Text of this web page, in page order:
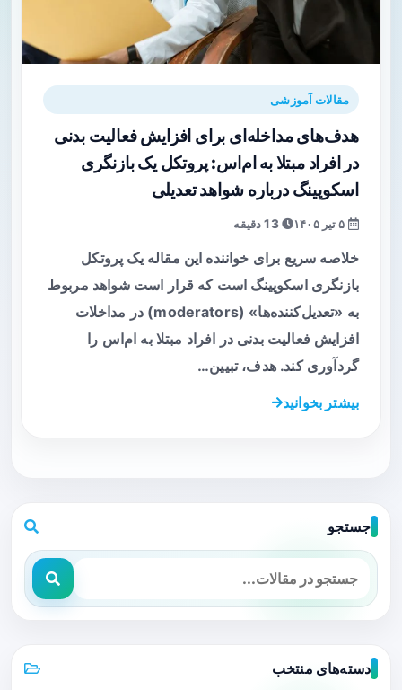
مقالات آموزشی
هدف‌های مداخله‌ای برای افزایش فعالیت بدنی
در افراد مبتلا به ام‌اس: پروتکل یک بازنگری
اسکوپینگ درباره شواهد تعدیلی
13 دقیقه
خلاصه سریع برای خواننده این مقاله یک پروتکل
بازنگری اسکوپینگ است که قرار است شواهد مربوط
به «تعدیل‌کننده‌ها» (moderators) در مداخلات
افزایش فعالیت بدنی در افراد مبتلا به ام‌اس را
گردآوری کند. هدف، تبیین…
بیشتر بخوانید
جستجو
دسته‌های منتخب